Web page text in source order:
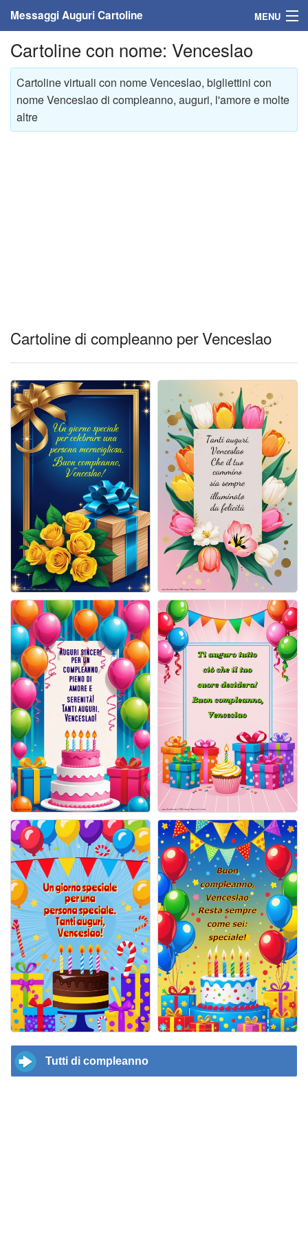
Messaggi Auguri Cartoline MENU
Home
Messaggi
Cartoline
Cartoline musicali
Cartoline animate
Accedi
Cartoline con nome: Venceslao
Cartoline virtuali con nome Venceslao, bigliettini con
nome Venceslao di compleanno, auguri, l'amore e molte
altre
Cartoline di compleanno per Venceslao
Tutti di compleanno